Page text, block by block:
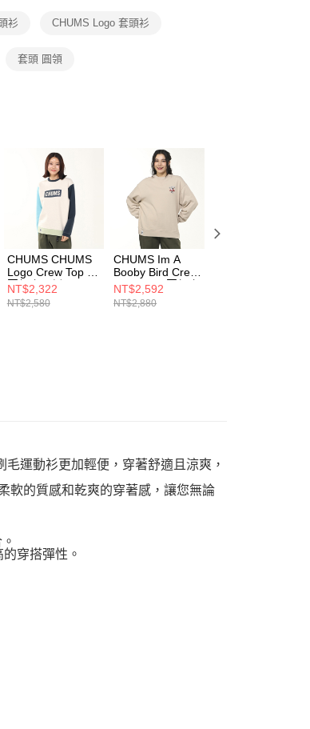
範圍內提供個人資料，並將交易相關給付款項請
宜，請瀏覽以下網址：
號或使用他人資訊註冊。若發現惡意使用之情
司將有權停止該用戶之使用額度並採取法律行
衫 CHUMS Logo 套頭衫
套頭 圓領
CHUMS CHUMS
Logo Crew Top 男
圓領套頭衫
Lt.BlueCrazy
CH001516C103
NT$2,322
NT$2,580
CHUMS Im A
Booby Bird Crew
Top LP 男 圓領套
頭衫 米灰色
CH001489G082
NT$2,592
NT$2,880
運動衫更加輕便，穿著舒適且涼爽，
軟的質感和乾爽的穿著感，讓您無論
穿搭彈性。